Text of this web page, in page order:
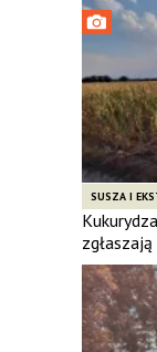
SUSZA I